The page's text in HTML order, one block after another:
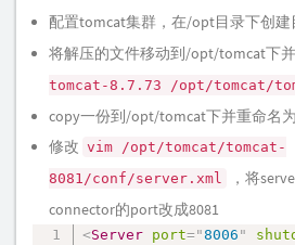
配置tomcat集群，在/opt目录下创建
将解压的文件移动到/opt/tomcat下
tomcat-8.7.73 /opt/tomcat/
copy一份到/opt/tomcat下并重命名
修改 vim /opt/tomcat/tomcat-
8081/conf/server.xml
，将
connector的port改成8081
<Server port="8006 "